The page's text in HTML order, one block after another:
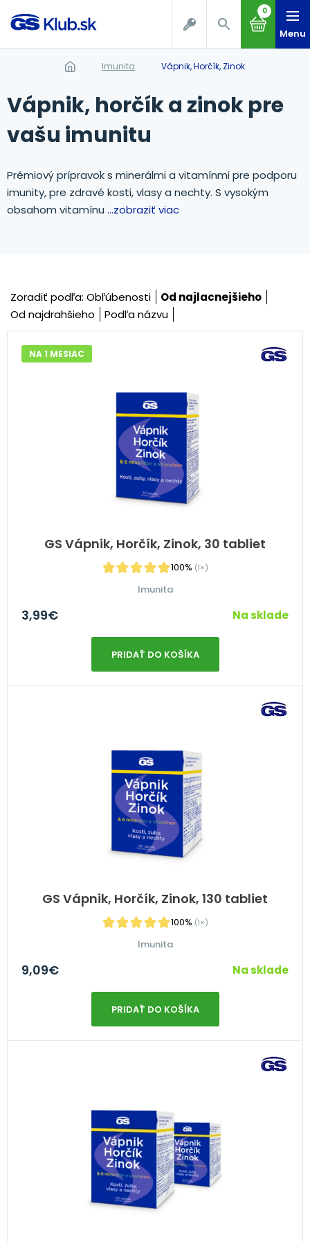
0
Menu
Imunita Vápnik, Horčík, Zinok
Vápnik, horčík a zinok pre
vašu imunitu
Prémiový prípravok s minerálmi a vitamínmi pre podporu
imunity, pre zdravé kosti, vlasy a nechty. S vysokým
obsahom vitamínu ...zobraziť viac
Zoradiť podľa: Obľúbenosti
Od najlacnejšieho
Od najdrahšieho
Podľa názvu
GS Vápnik, Horčík, Zinok, 30 tabliet
100% (1×)
NA 1 MESIAC
Imunita
3,99€ Na sklade
PRIDAŤ DO KOŠÍKA
GS Vápnik, Horčík, Zinok, 130 tabliet
100% (1×)
Imunita
9,09€ Na sklade
PRIDAŤ DO KOŠÍKA